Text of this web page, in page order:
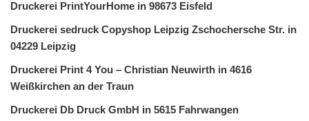
Druckerei PrintYourHome in 98673 Eisfeld
Druckerei sedruck Copyshop Leipzig Zschochersche Str. in
04229 Leipzig
Druckerei Print 4 You – Christian Neuwirth in 4616
Weißkirchen an der Traun
Druckerei Db Druck GmbH in 5615 Fahrwangen